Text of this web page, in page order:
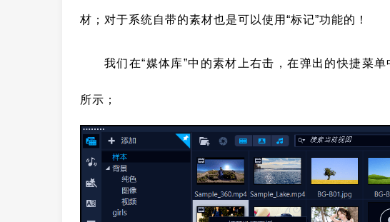
材；对于系统自带的素材也是可以使用“标记”功能的！
我们在“媒体库”中的素材上右击，在弹出的快捷菜
所示；